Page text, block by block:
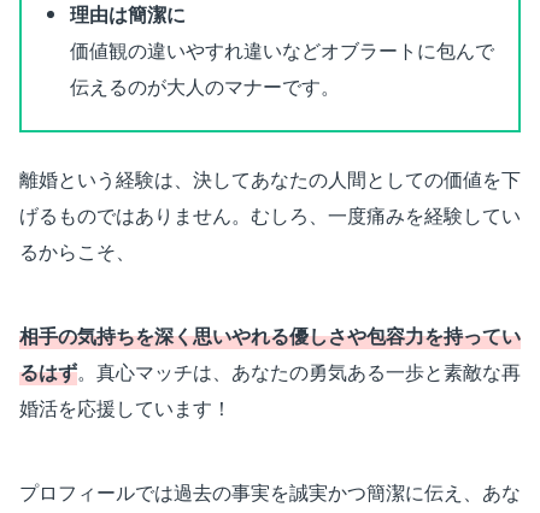
理由は簡潔に
価値観の違いやすれ違いなどオブラートに包んで
伝えるのが大人のマナーです。
離婚という経験は、決してあなたの人間としての価値を下
げるものではありません。むしろ、一度痛みを経験してい
るからこそ、
相手の気持ちを深く思いやれる優しさや包容力を持ってい
るはず。真心マッチは、あなたの勇気ある一歩と素敵な再
婚活を応援しています！
プロフィールでは過去の事実を誠実かつ簡潔に伝え、あな